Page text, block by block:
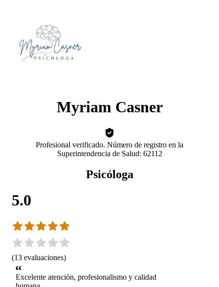
Myriam Casner
Profesional verificado. Número de registro en la
Superintendencia de Salud: 62112
Psicóloga
5.0
(13 evaluaciones)
Excelente atención, profesionalismo y calidad